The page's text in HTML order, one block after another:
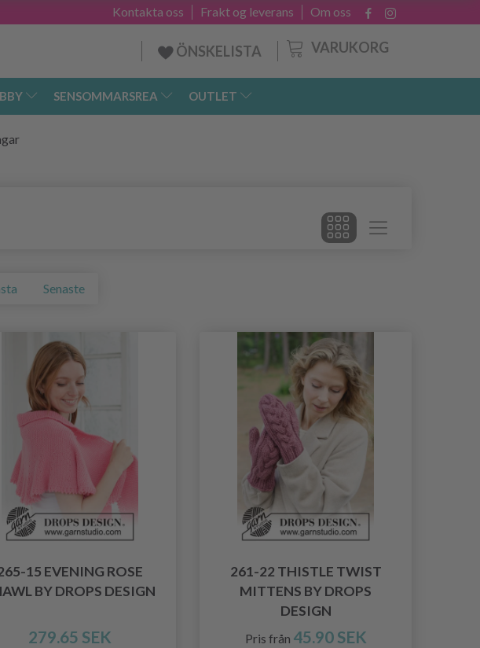
Om oss
Frakt og leverans
Kontakta oss
VARUKORG
ÖNSKELISTA
SENSOMMARSREA OUTLET
Senaste
15 EVENING ROSE
BY DROPS DESIGN
279.65 SEK
261-22 THISTLE TWIST
MITTENS BY DROPS
DESIGN
Pris från 45.90 SEK